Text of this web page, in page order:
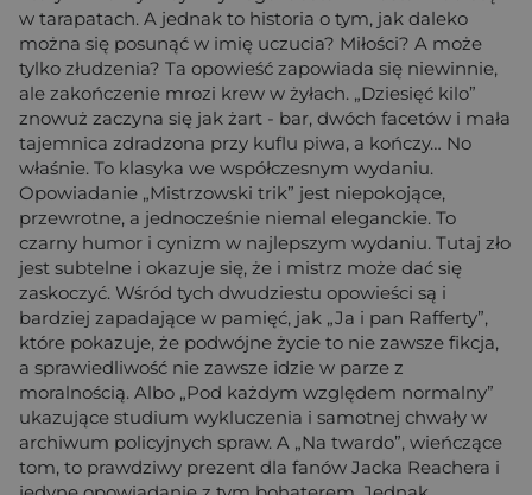
w tarapatach. A jednak to historia o tym, jak daleko
można się posunąć w imię uczucia? Miłości? A może
tylko złudzenia? Ta opowieść zapowiada się niewinnie,
ale zakończenie mrozi krew w żyłach. „Dziesięć kilo”
znowuż zaczyna się jak żart - bar, dwóch facetów i mała
tajemnica zdradzona przy kuflu piwa, a kończy… No
właśnie. To klasyka we współczesnym wydaniu.
Opowiadanie „Mistrzowski trik” jest niepokojące,
przewrotne, a jednocześnie niemal eleganckie. To
czarny humor i cynizm w najlepszym wydaniu. Tutaj zło
jest subtelne i okazuje się, że i mistrz może dać się
zaskoczyć. Wśród tych dwudziestu opowieści są i
bardziej zapadające w pamięć, jak „Ja i pan Rafferty”,
które pokazuje, że podwójne życie to nie zawsze fikcja,
a sprawiedliwość nie zawsze idzie w parze z
moralnością. Albo „Pod każdym względem normalny”
ukazujące studium wykluczenia i samotnej chwały w
archiwum policyjnych spraw. A „Na twardo”, wieńczące
tom, to prawdziwy prezent dla fanów Jacka Reachera i